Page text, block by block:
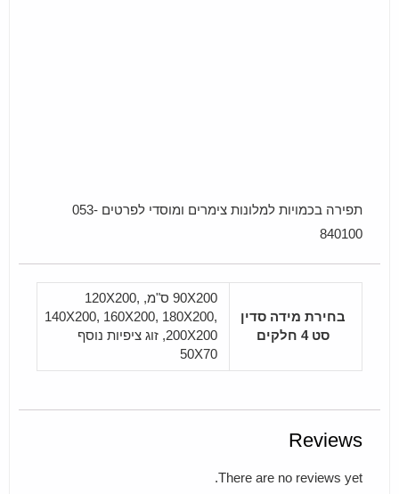
תפירה בכמויות למלונות צימרים ומוסדי לפרטים 053-
840100
בחירת מידה סדין
סט 4 חלקים
90X200 ס"מ, 120X200,
140X200, 160X200, 180X200,
200X200, זוג ציפיות נוסף
50X70
Reviews
There are no reviews yet.